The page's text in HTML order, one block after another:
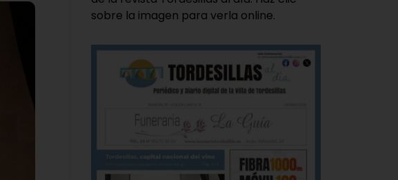
sobre la imagen para verla online.